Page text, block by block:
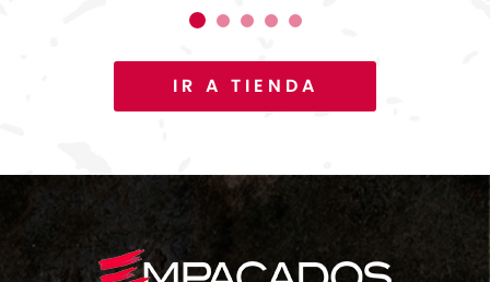
1 2 3 4 5
IR A TIENDA